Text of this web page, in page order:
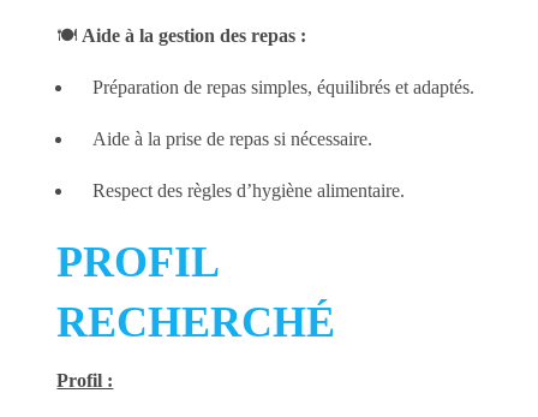
🍽️ Aide à la gestion des repas :
Préparation de repas simples, équilibrés et adaptés.
Aide à la prise de repas si nécessaire.
Respect des règles d’hygiène alimentaire.
PROFIL
RECHERCHÉ
Profil :